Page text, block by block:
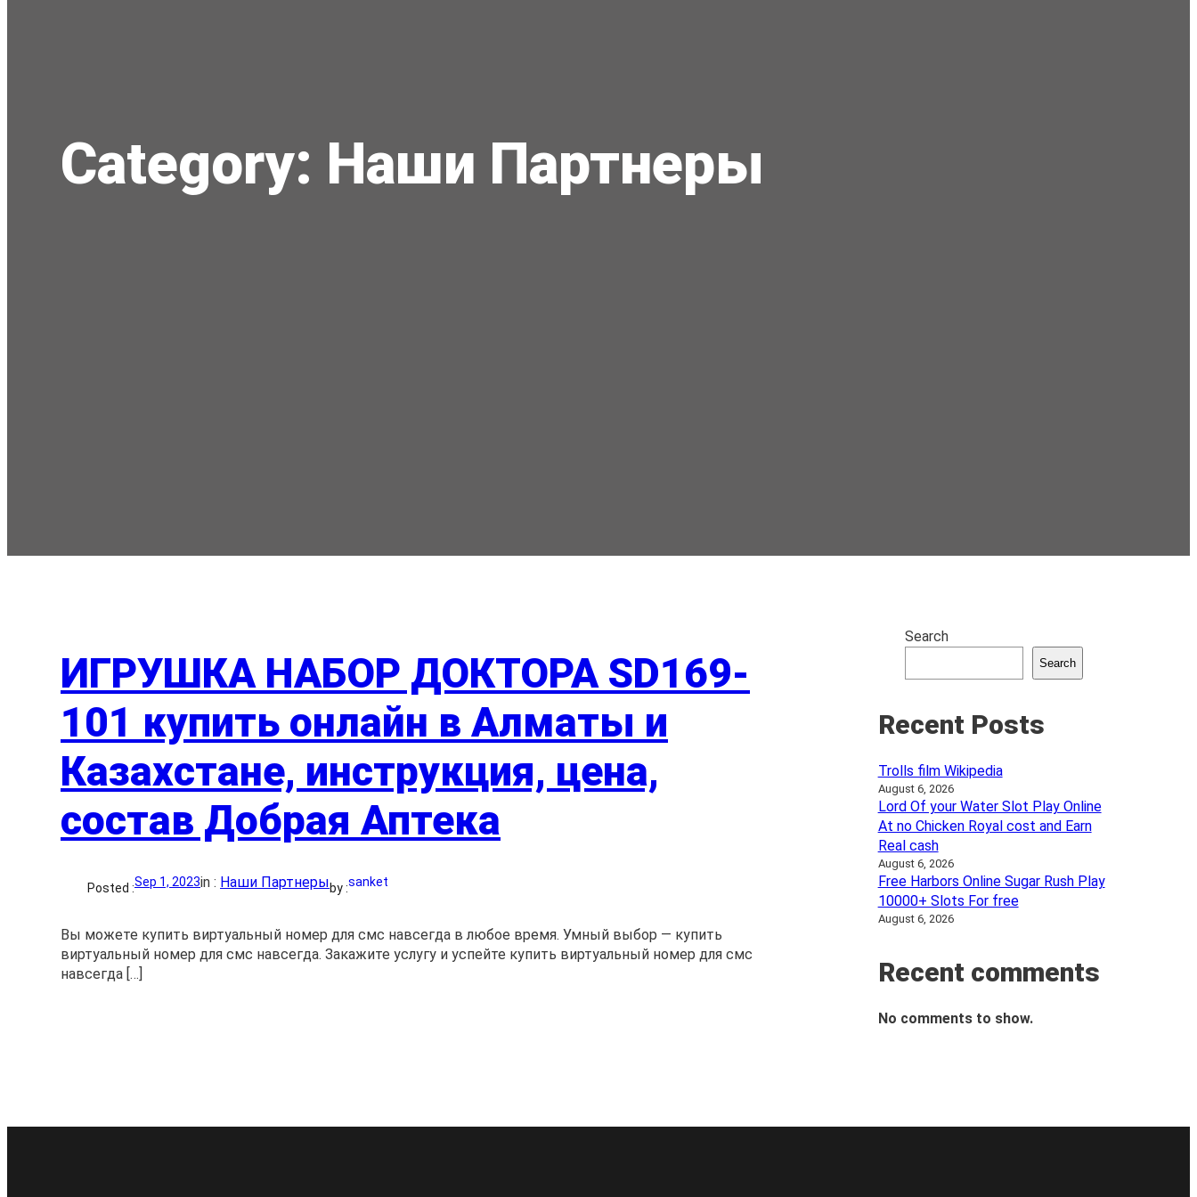
Category: Наши Партнеры
ИГРУШКА НАБОР ДОКТОРА SD169-
101 купить онлайн в Алматы и
Казахстане, инструкция, цена,
состав Добрая Аптека
Posted :Sep 1, 2023in : Наши Партнерыby :sanket
Вы можете купить виртуальный номер для смс навсегда в любое время. Умный выбор — купить
виртуальный номер для смс навсегда. Закажите услугу и успейте купить виртуальный номер для смс
навсегда […]
Search
Search
Recent Posts
Trolls film Wikipedia
August 6, 2026
Lord Of your Water Slot Play Online
At no Chicken Royal cost and Earn
Real cash
August 6, 2026
Free Harbors Online Sugar Rush Play
10000+ Slots For free
August 6, 2026
Recent comments
No comments to show.